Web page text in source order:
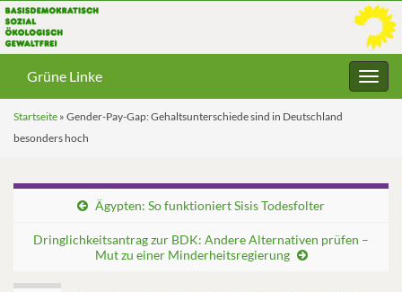
Grüne Linke
Startseite » Gender-Pay-Gap: Gehaltsunterschiede sind in Deutschland
besonders hoch
Ägypten: So funktioniert Sisis Todesfolter
Dringlichkeitsantrag zur BDK: Andere Alternativen prüfen –
Mut zu einer Minderheitsregierung